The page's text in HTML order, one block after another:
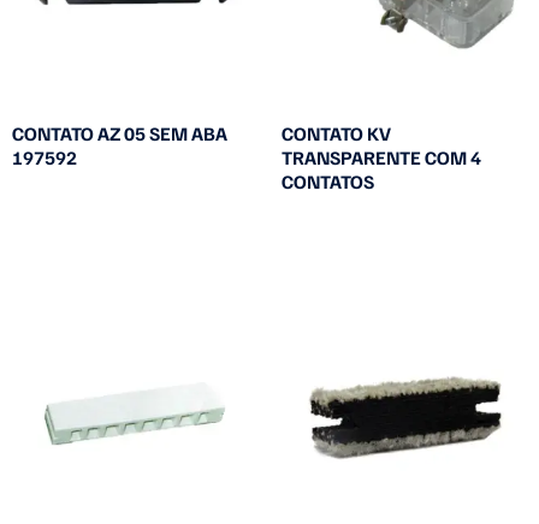
CONTATO AZ 05 SEM ABA
197592
CONTATO KV
TRANSPARENTE COM 4
CONTATOS